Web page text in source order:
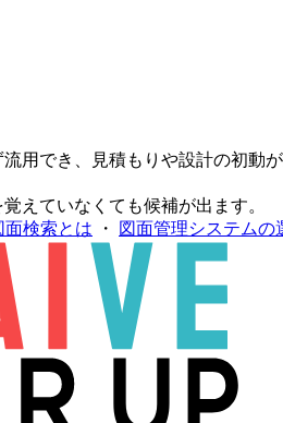
用でき、見積もりや設計の初動が
えていなくても候補が出ます。
面検索とは ・ 図面管理システムの